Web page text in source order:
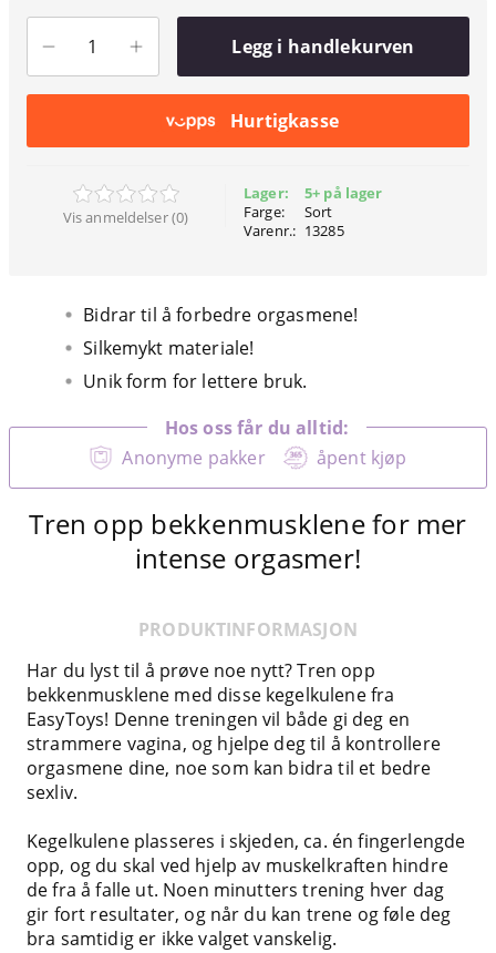
Legg i handlekurven
Hurtigkasse
Vis anmeldelser (0)
Lager:
Farge:
Varenr.:
5+ på lager
Sort
13285
Bidrar til å forbedre orgasmene!
Silkemykt materiale!
Unik form for lettere bruk.
Anonyme pakker åpent kjøp
Hos oss får du alltid:
Tren opp bekkenmusklene for mer
intense orgasmer!
PRODUKTINFORMASJON
Har du lyst til å prøve noe nytt? Tren opp
bekkenmusklene med disse kegelkulene fra
EasyToys! Denne treningen vil både gi deg en
strammere vagina, og hjelpe deg til å kontrollere
orgasmene dine, noe som kan bidra til et bedre
sexliv.
Kegelkulene plasseres i skjeden, ca. én fingerlengde
opp, og du skal ved hjelp av muskelkraften hindre
de fra å falle ut. Noen minutters trening hver dag
gir fort resultater, og når du kan trene og føle deg
bra samtidig er ikke valget vanskelig.